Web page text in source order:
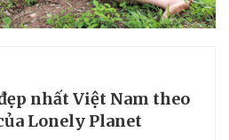
nhất Việt Nam theo
Lonely Planet